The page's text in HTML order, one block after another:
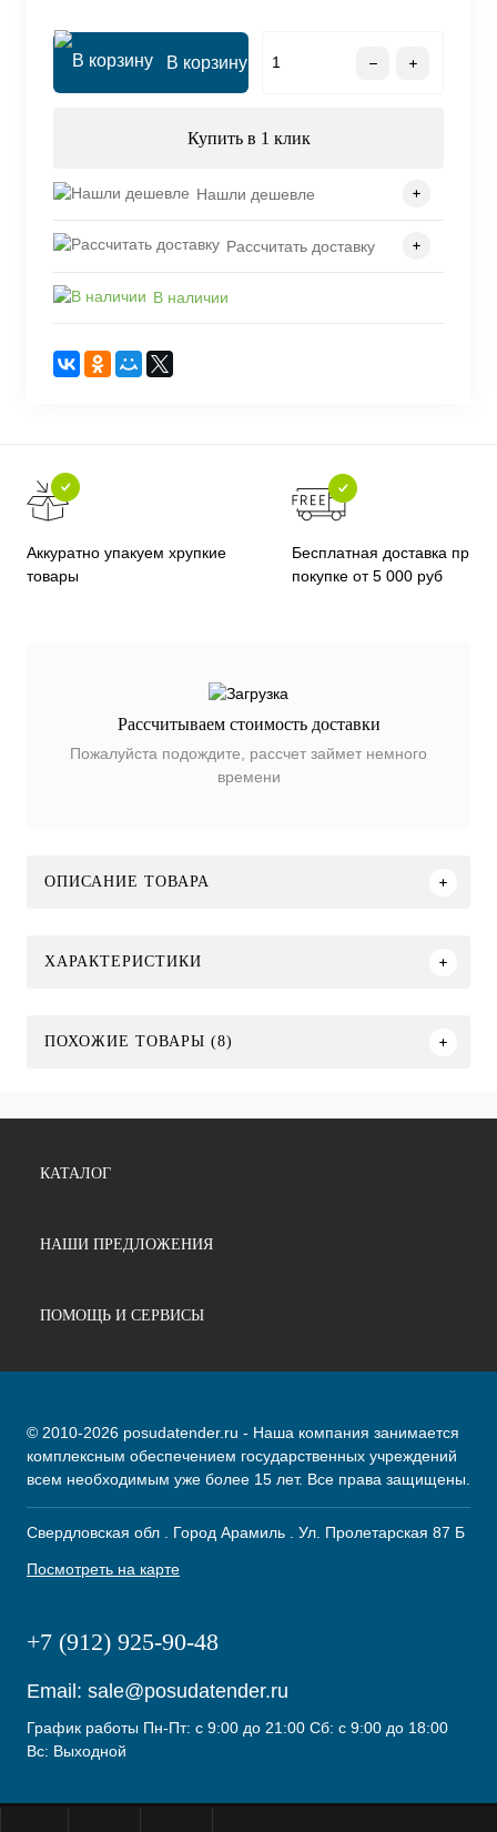
В корзину
Купить в 1 клик
Нашли дешевле
Рассчитать доставку
В наличии
Аккуратно упакуем хрупкие
товары
Бесплатная доставка при
покупке от 5 000 руб
Рассчитываем стоимость доставки
Пожалуйста подождите, рассчет займет немного
времени
ОПИСАНИЕ ТОВАРА
ХАРАКТЕРИСТИКИ
ПОХОЖИЕ ТОВАРЫ (8)
КАТАЛОГ
НАШИ ПРЕДЛОЖЕНИЯ
ПОМОЩЬ И СЕРВИСЫ
© 2010-2026 posudatender.ru - Наша компания занимается
комплексным обеспечением государственных учреждений
всем необходимым уже более 15 лет. Все права защищены.
Свердловская обл . Город Арамиль . Ул. Пролетарская 87 Б
Посмотреть на карте
+7 (912) 925-90-48
Email: sale@posudatender.ru
График работы Пн-Пт: с 9:00 до 21:00 Сб: с 9:00 до 18:00
Вс: Выходной